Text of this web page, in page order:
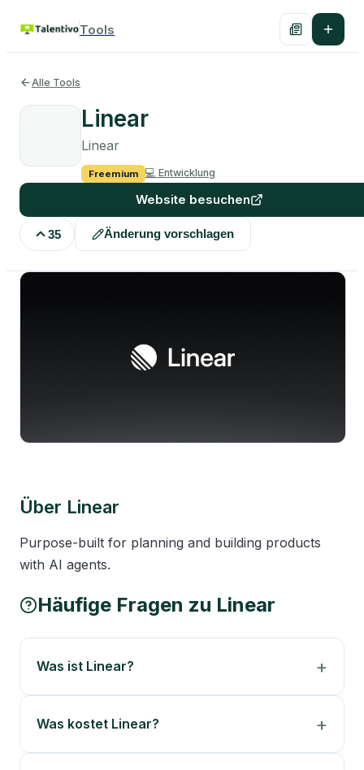
Tools
Alle Tools
Linear
Linear
Freemium 💻 Entwicklung
Website besuchen
35 Änderung vorschlagen
Über Linear
Purpose-built for planning and building products
with AI agents.
Häufige Fragen zu Linear
Was ist Linear?
Was kostet Linear?